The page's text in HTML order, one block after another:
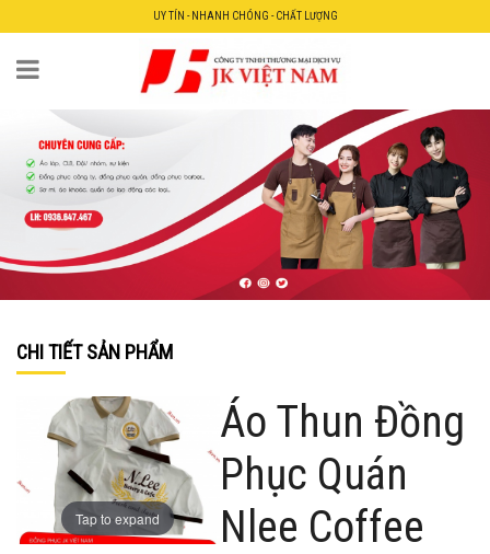
UY TÍN - NHANH CHÓNG - CHẤT LƯỢNG
CHI TIẾT SẢN PHẨM
Tap to expand
Áo Thun Đồng
Phục Quán
Nlee Coffee